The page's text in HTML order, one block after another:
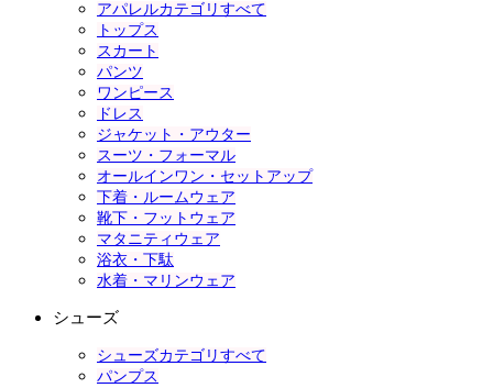
アパレルカテゴリすべて
トップス
スカート
パンツ
ワンピース
ドレス
ジャケット・アウター
スーツ・フォーマル
オールインワン・セットアップ
下着・ルームウェア
靴下・フットウェア
マタニティウェア
浴衣・下駄
水着・マリンウェア
シューズ
シューズカテゴリすべて
パンプス